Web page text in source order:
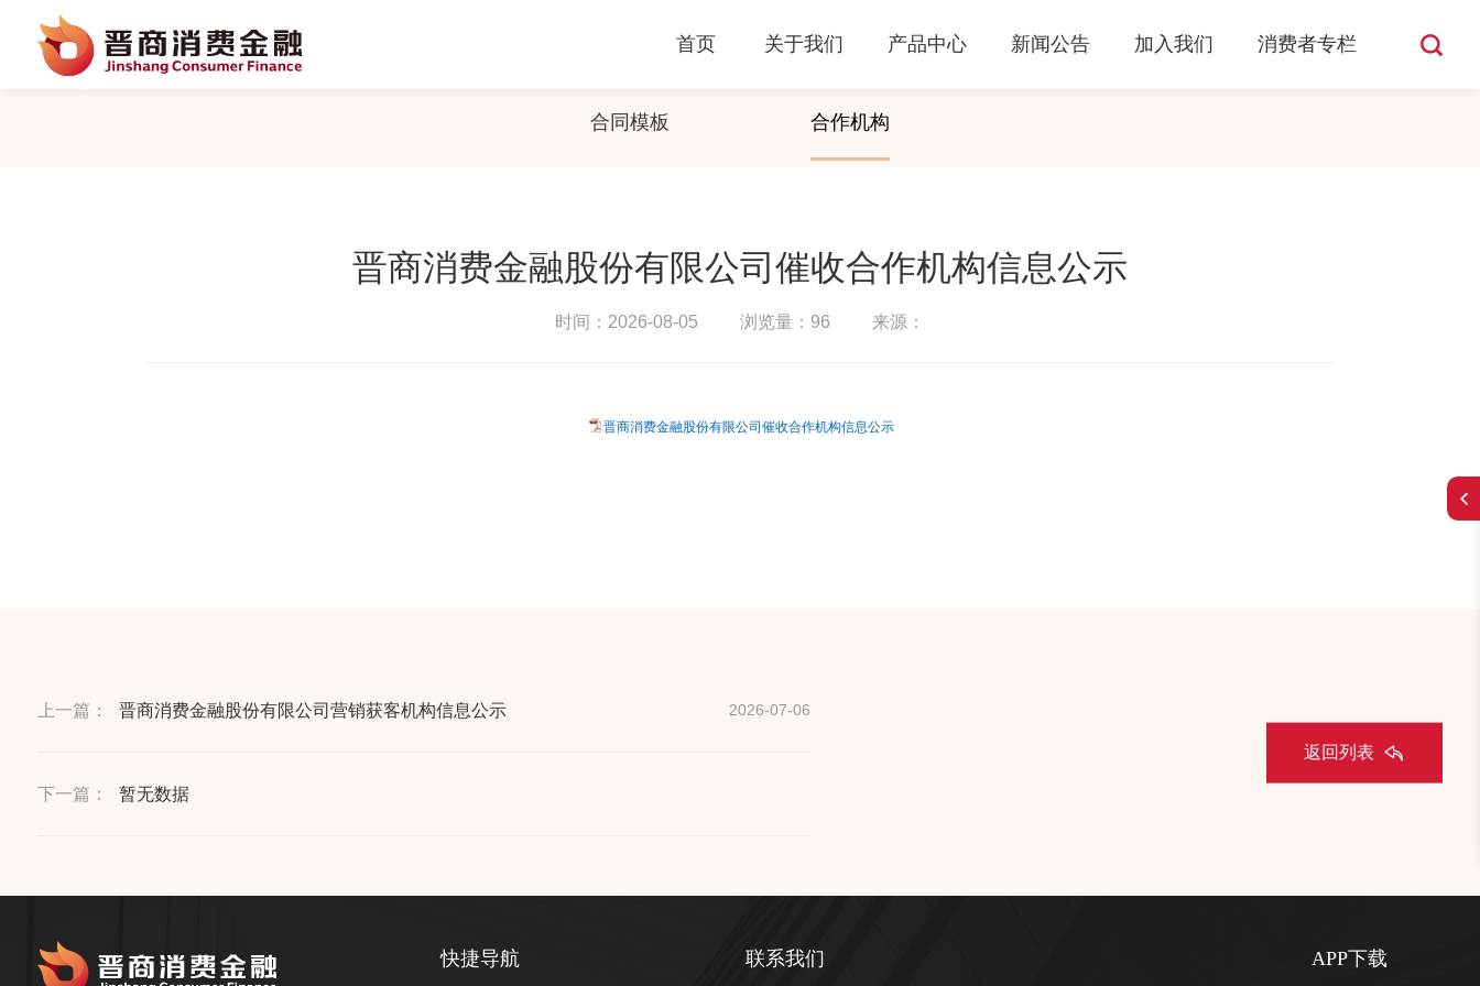
首页 关于我们 产品中心 新闻公告 加入我们 消费者专栏
关于我们 加入我们 消费者专栏 价目公告
合同模板 合作机构
晋商消费金融股份有限公司催收合作机构信息公示
时间：2026-08-05 浏览量：96 来源：
晋商消费金融股份有限公司催收合作机构信息公示
上一篇： 晋商消费金融股份有限公司营销获客机构信息公示 2026-07-06
下一篇： 暂无数据
返回列表
快捷导航 联系我们 APP下载